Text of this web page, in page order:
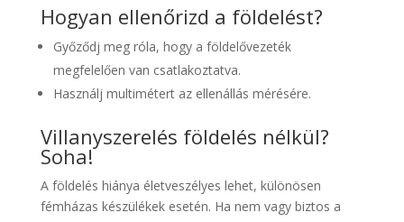
Hogyan ellenőrizd a földelést?
Győződj meg róla, hogy a földelővezeték
megfelelően van csatlakoztatva.
Használj multimétert az ellenállás mérésére.
Villanyszerelés földelés nélkül?
Soha!
A földelés hiánya életveszélyes lehet, különösen
fémházas készülékek esetén. Ha nem vagy biztos a